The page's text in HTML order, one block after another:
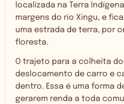
localizada na Terra
margens do rio Xingu, e
uma estrada de terra, por
floresta.
O trajeto para a colheita
deslocamento de carro e
dentro. Essa é uma forma
gerarem renda a toda